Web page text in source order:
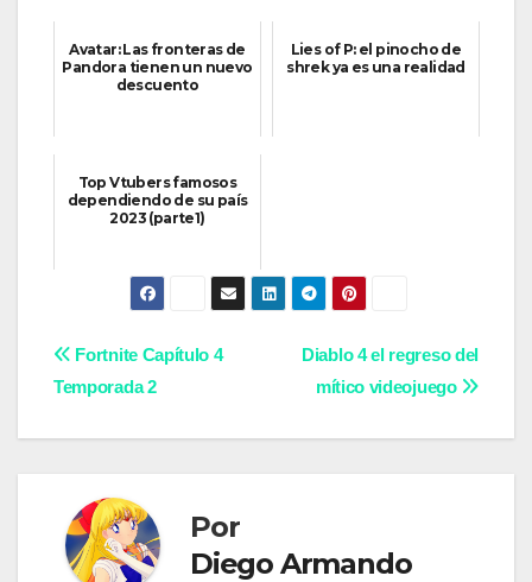
Avatar: Las fronteras de
Pandora tienen un nuevo
descuento
Lies of P: el pinocho de
shrek ya es una realidad
Top Vtubers famosos
dependiendo de su país
2023 (parte1)
Navegación
de
Diablo 4 el regreso del
mítico videojuego
Fortnite Capítulo 4
Temporada 2
Por
Diego Armando